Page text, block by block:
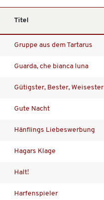
Titel
Gruppe aus dem Tartarus
Guarda, che bianca luna
Gütigster, Bester, Weisester
Gute Nacht
Hänflings Liebeswerbung
Hagars Klage
Halt!
Harfenspieler